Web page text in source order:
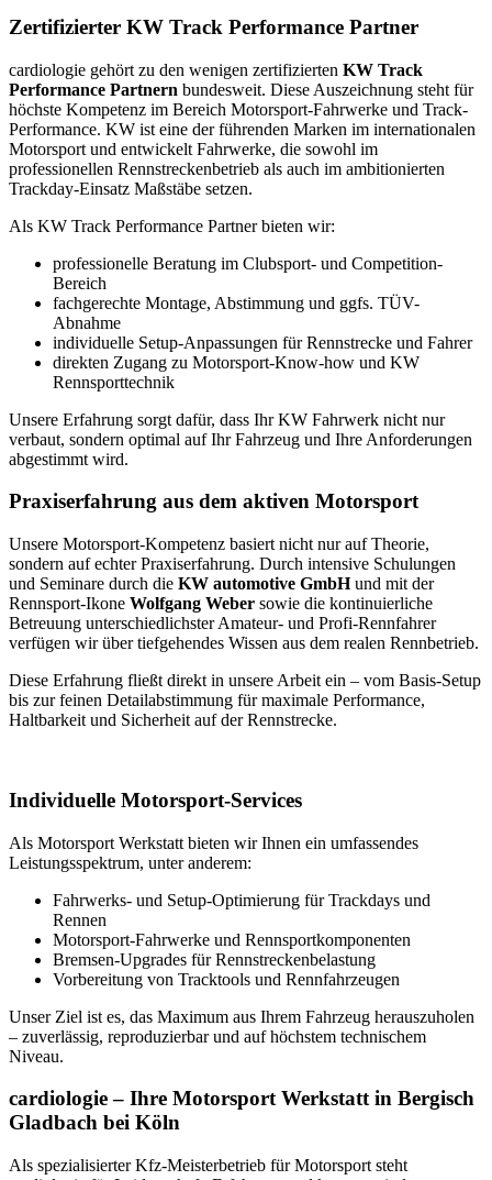
Zertifizierter KW Track Performance Partner
cardiologie gehört zu den wenigen zertifizierten KW Track
Performance Partnern bundesweit. Diese Auszeichnung steht für
höchste Kompetenz im Bereich Motorsport-Fahrwerke und Track-
Performance. KW ist eine der führenden Marken im internationalen
Motorsport und entwickelt Fahrwerke, die sowohl im
professionellen Rennstreckenbetrieb als auch im ambitionierten
Trackday-Einsatz Maßstäbe setzen.
Als KW Track Performance Partner bieten wir:
professionelle Beratung im Clubsport- und Competition-
Bereich
fachgerechte Montage, Abstimmung und ggfs. TÜV-
Abnahme
individuelle Setup-Anpassungen für Rennstrecke und Fahrer
direkten Zugang zu Motorsport-Know-how und KW
Rennsporttechnik
Unsere Erfahrung sorgt dafür, dass Ihr KW Fahrwerk nicht nur
verbaut, sondern optimal auf Ihr Fahrzeug und Ihre Anforderungen
abgestimmt wird.
Praxiserfahrung aus dem aktiven Motorsport
Unsere Motorsport-Kompetenz basiert nicht nur auf Theorie,
sondern auf echter Praxiserfahrung. Durch intensive Schulungen
und Seminare durch die KW automotive GmbHund mit der
Rennsport-Ikone Wolfgang Weber sowie die kontinuierliche
Betreuung unterschiedlichster Amateur- und Profi-Rennfahrer
verfügen wir über tiefgehendes Wissen aus dem realen Rennbetrieb.
Diese Erfahrung fließt direkt in unsere Arbeit ein – vom Basis-Setup
bis zur feinen Detailabstimmung für maximale Performance,
Haltbarkeit und Sicherheit auf der Rennstrecke.
Individuelle Motorsport-Services
Als Motorsport Werkstatt bieten wir Ihnen ein umfassendes
Leistungsspektrum, unter anderem:
Fahrwerks- und Setup-Optimierung für Trackdays und
Rennen
Motorsport-Fahrwerke und Rennsportkomponenten
Bremsen-Upgrades für Rennstreckenbelastung
Vorbereitung von Tracktools und Rennfahrzeugen
Unser Ziel ist es, das Maximum aus Ihrem Fahrzeug herauszuholen
– zuverlässig, reproduzierbar und auf höchstem technischem
Niveau.
cardiologie – Ihre Motorsport Werkstatt in Bergisch
Gladbach bei Köln
Als spezialisierter Kfz-Meisterbetrieb für Motorsport steht